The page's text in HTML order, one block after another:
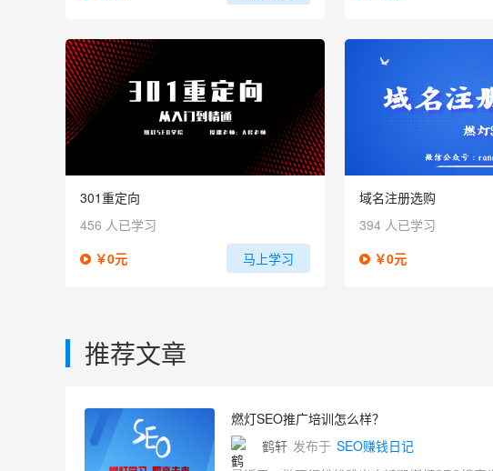
301重定向
456 人已学习
￥0元
马上学习
域名注册选购
394 人已学习
￥0元
推荐文章
燃灯SEO推广培训怎么样？
鹤轩 发布于 SEO赚钱日记